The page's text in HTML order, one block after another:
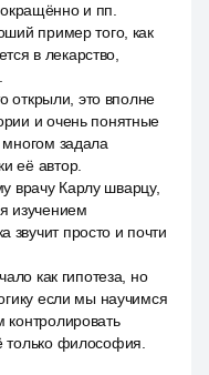
и пп.
пример того, как
в лекарство,
открыли, это вполне
и очень понятные
задала
её автор.
врачу Карлу шварцу,
изучением
звучит просто и почти
как гипотеза, но
если мы научимся
контролировать
философия.